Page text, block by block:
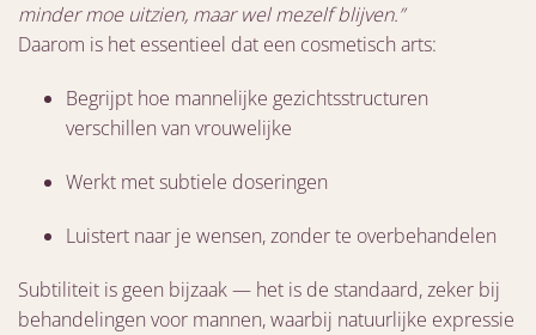
minder moe uitzien, maar wel mezelf blijven.”
Daarom is het essentieel dat een cosmetisch arts:
Begrijpt hoe mannelijke gezichtsstructuren
verschillen van vrouwelijke
Werkt met subtiele doseringen
Luistert naar je wensen, zonder te overbehandelen
Subtiliteit is geen bijzaak — het is de standaard, zeker bij
behandelingen voor mannen, waarbij natuurlijke expressie